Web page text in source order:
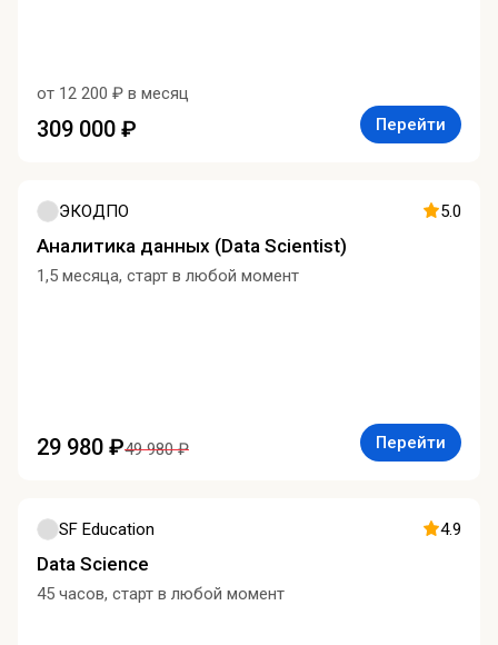
от 12 200 ₽ в месяц
309 000 ₽ Перейти
ЭКОДПО 5.0
Аналитика данных (Data Scientist)
1,5 месяца, старт в любой момент
29 980 ₽49 980 ₽ Перейти
SF Education 4.9
Data Science
45 часов, старт в любой момент